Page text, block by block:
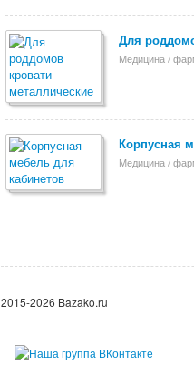
Для
Медицина /
Корпусная
Медицина /
2015-2026 Bazako.ru